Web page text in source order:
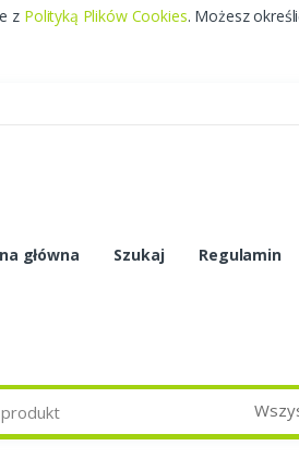
z Polityką Plików Cookies. Możesz
główna Szukaj Regulamin